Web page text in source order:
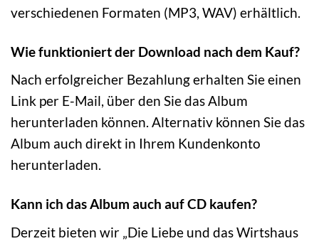
verschiedenen Formaten (MP3, WAV) erhältlich.
Wie funktioniert der Download nach dem Kauf?
Nach erfolgreicher Bezahlung erhalten Sie einen
Link per E-Mail, über den Sie das Album
herunterladen können. Alternativ können Sie das
Album auch direkt in Ihrem Kundenkonto
herunterladen.
Kann ich das Album auch auf CD kaufen?
Derzeit bieten wir „Die Liebe und das Wirtshaus